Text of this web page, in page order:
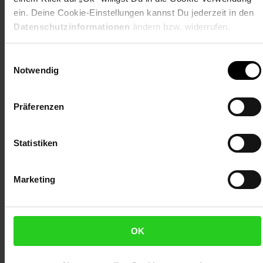
ein. Deine Cookie-Einstellungen kannst Du jederzeit in den
Datenschutzinformationen ändern bzw. widerrufen.
Notwendig
Präferenzen
Statistiken
Marketing
OK
Seitenlehnen (TxH): ca. 48 x 42 cm
Sitzpolster (BxTxH): ca. 67 x 57 x 8 cm
Rückenkissen (BxTxH): ca. 68 x 15 x 48 cm
Seitenkissen (BxTxH): ca. 50 x 15 x 47 cm
Belastbarkeit je Sessel: 120 kg
Gewicht rechter Sessel: ca. 8,7 kg
Material: pulverbeschichtetes Aluminium,
Polypropylen, Polyurethan, Polyvinylchlorid, 100 %
Lieferumfang
2 Sessel
2 Rückenkissen